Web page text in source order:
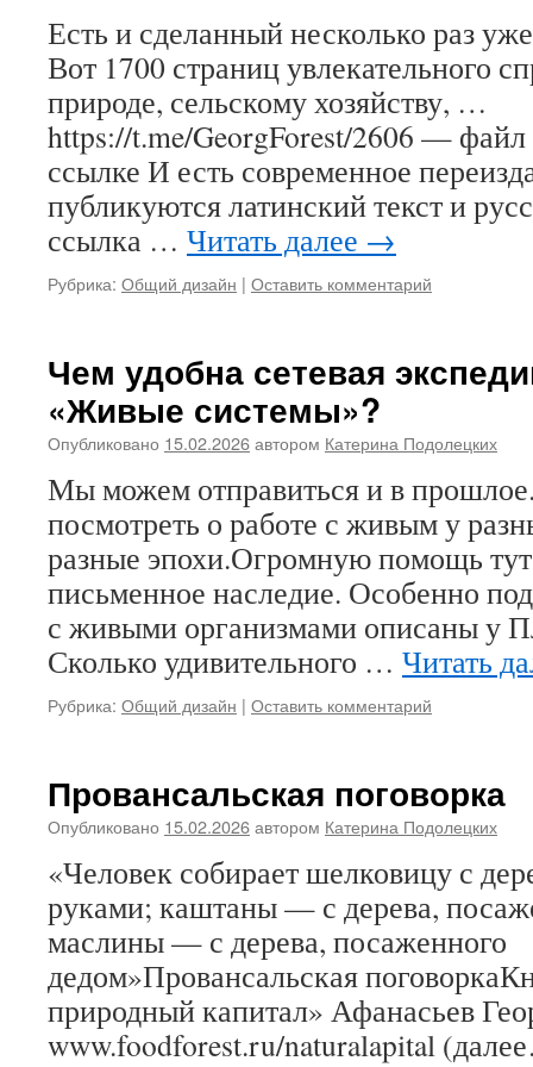
Есть и сделанный несколько раз
Вот 1700 страниц увлекательного
природе, сельскому хозяйству, …
https://t.me/GeorgForest/2606 —
ссылке И есть современное
публикуются латинский текст и
ссылка … Читать далее →
Рубрика: Общий дизайн | Оставить комментарий
Чем удобна сетевая
«Живые системы»?
Опубликовано 15.02.2026автором Катерина Подолецких
Мы можем отправиться и в прошлое.
посмотреть о работе с живым у
разные эпохи.Огромную помощь тут
письменное наследие. Особенно
с живыми организмами описаны у
Сколько удивительного … Читать
Рубрика: Общий дизайн | Оставить комментарий
Провансальская поговорка
Опубликовано 15.02.2026автором Катерина Подолецких
«Человек собирает шелковицу с
руками; каштаны — с дерева,
маслины — с дерева, посаженного
дедом»Провансальская
природный капитал» Афанасьев
www.foodforest.ru/naturalapital